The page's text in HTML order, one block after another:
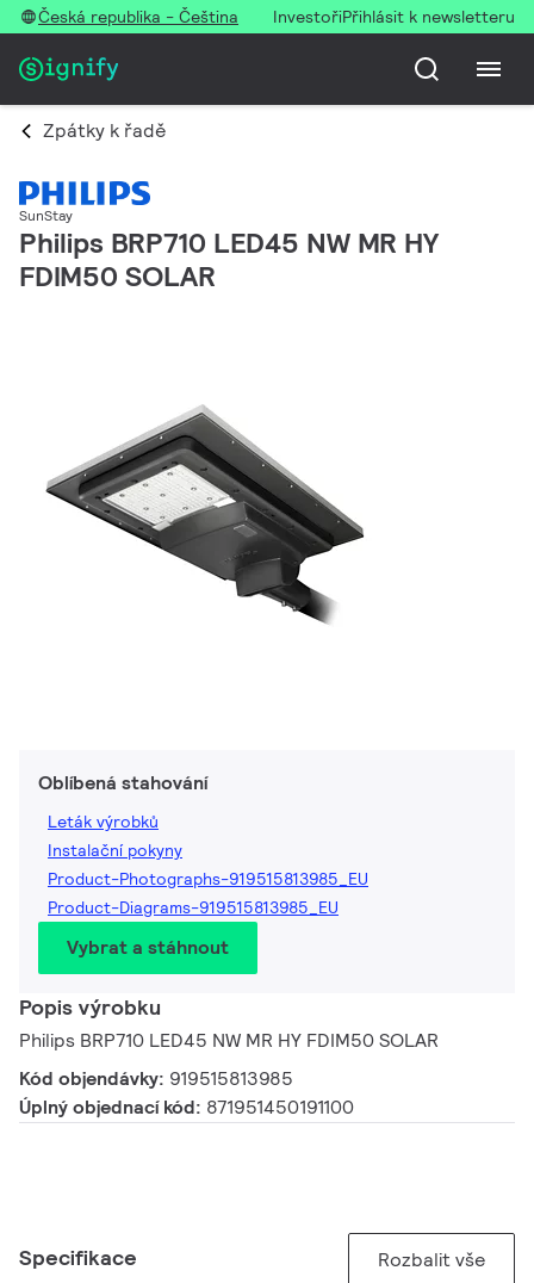
Česká republika - Čeština InvestořiPřihlásit k newsletteru
Zpátky k řadě
SunStay
Philips BRP710 LED45 NW MR HY
FDIM50 SOLAR
Oblíbená stahování
Leták výrobků
Instalační pokyny
Product-Photographs-919515813985_EU
Product-Diagrams-919515813985_EU
Vybrat a stáhnout
Popis výrobku
Philips BRP710 LED45 NW MR HY FDIM50 SOLAR
Kód objendávky: 919515813985
Úplný objednací kód: 871951450191100
Specifikace Rozbalit vše